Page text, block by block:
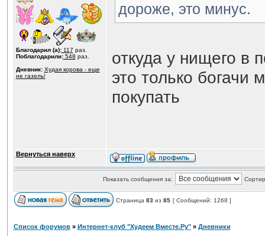
Благодарил (а):117 раз.
Поблагодарили:548 раз.
Дневник: Худая корова - еще
не газель!
дороже, это минус.
откуда у нищего в
это только богачи
покупать
Вернуться наверх
Показать сообщения за:
Страница 83из 85 [ Сообщений: 1268 ]
Список форумов» Интернет-клуб "Худеем Вместе.Ру"» Дневники